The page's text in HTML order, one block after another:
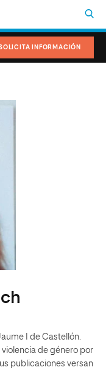
INFORMACIÓN
I de Castellón.
de género por
publicaciones versan